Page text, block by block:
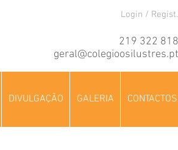
Login /
219 322 818
geral@colegioosilustres.pt
DIVULGAÇÃO GALERIA CONTACTOS